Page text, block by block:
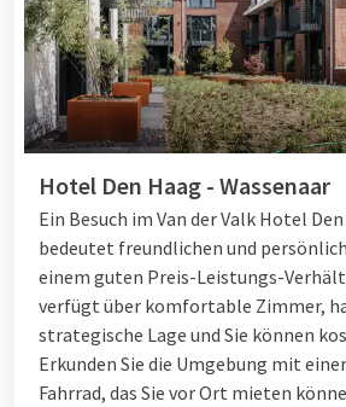
Hotel Den Haag - Wassenaar
Ein Besuch im Van der Valk Hotel
bedeutet freundlichen und
einem guten Preis-Leistungs-
verfügt über komfortable Zimmer,
strategische Lage und Sie können
Erkunden Sie die Umgebung mit
Fahrrad, das Sie vor Ort mieten